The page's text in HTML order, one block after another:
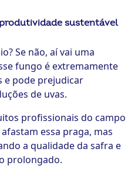
sustentável
Se não, aí vai uma
fungo é extremamente
e pode prejudicar
de uvas.
profissionais do campo
essa praga, mas
a qualidade da safra e
prolongado.